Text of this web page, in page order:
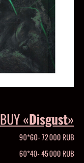
BUY «Disgust»
90*60- 72 000 RUB
60*40- 45 000 RUB